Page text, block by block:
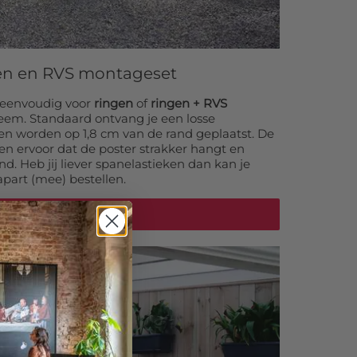
en RVS montageset
voor ringen of ringen + RVS
Standaard ontvang je een losse
worden op 1,8 cm van de rand geplaatst. De
ervoor dat de poster strakker hangt en
Heb jij liever spanelastieken dan kan je
(mee) bestellen.
Elastieken bestellen